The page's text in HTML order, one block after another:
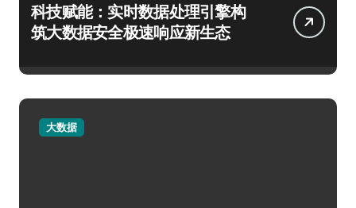
科技赋能：实时数据处理引擎构
筑大数据安全极速响应新生态
大数据